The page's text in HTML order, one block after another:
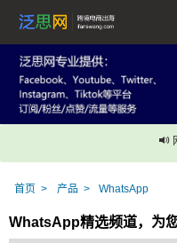
网
首页 产品 WhatsApp
WhatsApp精选频道，为